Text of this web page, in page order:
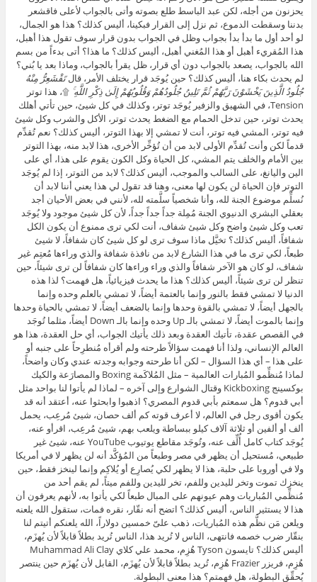
يحزنون من أجله، لكن عبد الباسط طلع بصوته وأتى بالجواب لأعلى فاقشعر
بدننا وسقطت الدموع، ثم نزل إلى القرار فبكينا، أليس كذلك؟ هذا هو الجمال،
لو أحد أول ما بدأ بدأ بجواب وظل في الجواب بدون قرار سوف تقول هذا أهبل،
هذا المُقريء أهبل أو هذا المُغني أهبل، أليس كذلك؟ ما هذا؟ أتى بدءاً من بسم
الله بالجواب، يصعد بالجواب دون أي قرار، ظل يقرأ بالجواب، وماذا بعد يا بُني؟
لم يحدث بكاء هنا، أليس كذلك؟ حين يُوجَد قرار يختلف الأمر، قالتَقْشَعِرُّ مِنْهُ
جُلُودُ الَّذِينَ يَخْشَوْنَ رَبَّهُمْ ثُمَّ تَلِينُ جُلُودُهُمْ وَقُلُوبُهُمْ إِلَىٰ ذِكْرِ اللَّهِ ۚ ۩، هذا توتر
Tension، في الشهيق والزفير يُوجَد توتر، وكذلك في كل شيئ، حين تأتي أهلك
يحدث توتر، حين تدخل الحمام مع الضغط يحدث توتر، الأكل والشرب وكل شيئ
فيه توتر، المشي فيه توتر، أنت لا تمشي إلا بهذا التوتر، أليس كذلك؟ نعم تُقدِّم
قدماً لكن وأنت تُقدِّم الأولى لابد من أن تُؤخِّر الأخرى، هذا لابد منه، بهذا التوتر
بين الأمام والخلف يتم المشي، كل الحياة وكل الكون يقوم على هذا، أي على
الين واليانغ، على السالب والموجب، أليس كذلك؟ لابد من التوتر، إذا لم يُوجَد
التوتر فإن الحياة لن يكون لها معنى، وهنا قد تقول لي هذا يعني أننا لابد أن
نُسلِّم موضوع الجنة لله، وأنا شخصياً سلَّمته لله، لأنني في بعض الأحيان أجد
بعقلي البشري الدنيوي الجنة مُمِلة جداً جداً جداً، لأن كل شيئ موجود ولا يُوجَد
تعب وكل شيئ واضح وكل شيئ شفاف، أنت لكي ترى ممنوع أن يكون الكل
شفافاً، أليس كذلك؟ تخيَّل ماذا سوف ترى لو كل شيئ كان شفافاً، لا شيئ
طبعاً، لكي ترى ما في هذا الشارع لابد من نافذة شفافة والذي وراءها مُعتِم غير
شفاف، لو كان هو الآخر شفافاً والذي وراء وراءها كان شفافاً لن ترى شيئاً، حين
تنظر لن ترى شيئاً، أليس كذلك؟ هذا ما يحدث فيزيائياً، هل فهمت؟ لذا هذه
الدنيا لا تمشي فقط بالنور وإنما بالعتمة أيضاً، لا تمشي بالعلم وحده وإنما
بالجهل أيضاً، لا تمشي بالقوة وحدها وإنما بالضعف أيضاً، لا تمشي بالحياة وحدها
وإنما بالموت أيضاً، لا تمشي بالـ Up وحده وإنما بالـ Down أيضاً، مثلما تُوجَد
في القصص عقدة، تأتيك العقدة وبعد ذلك يأتيك الجواب، أي حل العقدة، هذا هو
العالم الإنساني، ولذا أنا فهمت سؤالاً طرحته ولم أقرأه مُنطرِحاً على جنبه أو
على هذا – أي هذا السؤال – لكن أنا طرحته وجوابه وجدته عندي وكان واضحاً،
لماذا مُنظِّمو المُبارات العالمية – مثل المُلاكَمة Boxing والمصارَعة والكيك
بوكسينج Kickboxing وقتال الشوارع وإلى آخره – لماذا لم يأتوا لنا بواحد مثل
أبي قدوم؟ هل سمعتم بأبي قدوم المصري؟ اذهبوا وابحثوا عنه، أعتقد أنه قد
يكون أقوى رجل في العالم، لا أعرف قوته كم ألف حصان، شيئ مُرعِب، يحمل
ألف أو ألفين أو ثلاثة آلاف كيلو ببساطة ويلعب بهم، شيئ مُرعِب، اقرأو عنه،
يُوجَد كتاب كامل أُلِّف عنه، وتُوجَد مقاطع يوتيوب YouTube عنه، شيئ غير
طبيعي، مُستحيل أن يظهر في مصر وطبعاً من المُؤكَّد أنه لن يظهر لا في أمريكا
ولا في أوروبا على حلبة، هذا لا يظهر لكي يُصارِع أو يُلاكِم وإنما لينخز فقط، حين
ينخزك تموت وتخر لليدين وللفم، تخر لليدين وللفم ميتاً، لم يقم أحد من
مُنظِّمي المُباريات وهم عيونهم على المبال طبعاً لكي يأتوا به، لأنهم يعرفون أن
هذا لا يستثير الناس، أليس كذلك؟ اتضح أنه نقّار، نقره فمات، ستقول الله يلعنه
ويلعن مَن نظَّم هذه المُباريات، ذهب علىّ خمسين دولاراً، الله يلعنكم أتيتم لنا
بنقّار ضرب خصمه فانتهى، الناس لا تُريد هذا، الناس تُريد بطلاً قابلاً لأن يُهزَم،
أليس كذلك؟ تايسون Tyson هُزِم، محمد علي كلاي Muhammad Ali Clay
هُزِم، فريزر Frazier هُزِم، تُريد بطلاً قابلاً لأن يُهزَم، القابل لأن يُهزَم حين ينتصر
يُحقِّق البطولة، هل فهمتم؟ هذا معنى البطولة.